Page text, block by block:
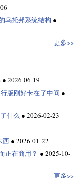
乌托邦系统结构 ●
更多>>
● 2026-06-19
版刚好卡在了中间 ●
什么 ● 2026-02-23
西 ● 2026-01-22
正在商用？ ● 2025-10-